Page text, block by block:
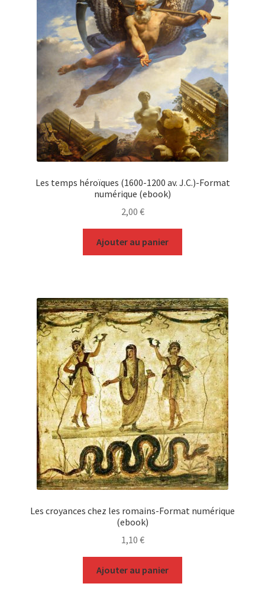
Les temps héroïques (1600-1200 av. J.C.)-Format
numérique (ebook)
2,00 €
Ajouter au panier
Les croyances chez les romains-Format numérique
(ebook)
1,10 €
Ajouter au panier